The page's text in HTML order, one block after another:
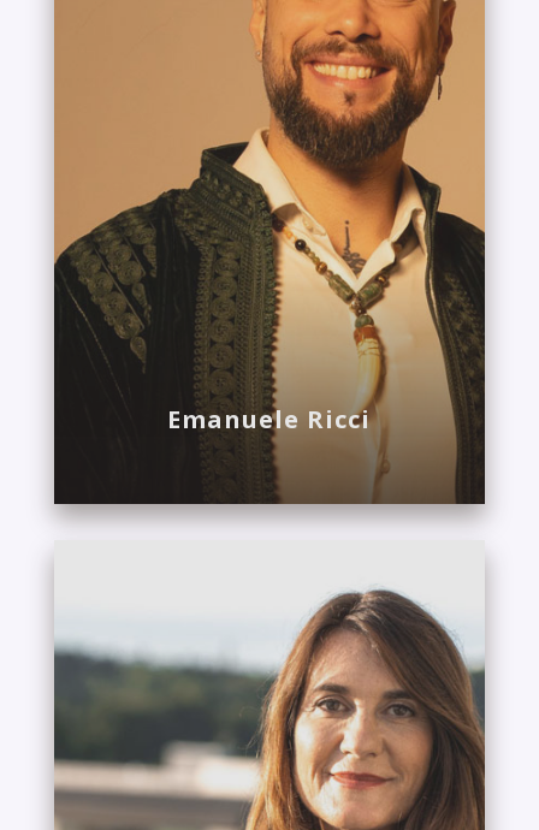
Emanuele Ricci